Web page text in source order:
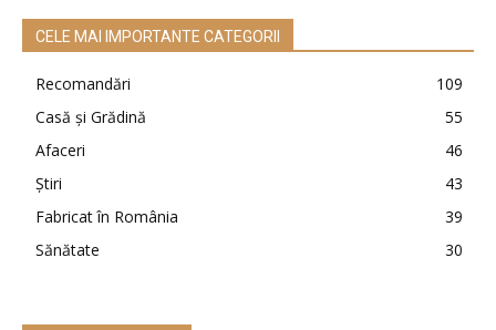
CELE MAI IMPORTANTE CATEGORII
Recomandări
109
Casă şi Grădină
55
Afaceri
46
Ştiri
43
Fabricat în România
39
Sănătate
30